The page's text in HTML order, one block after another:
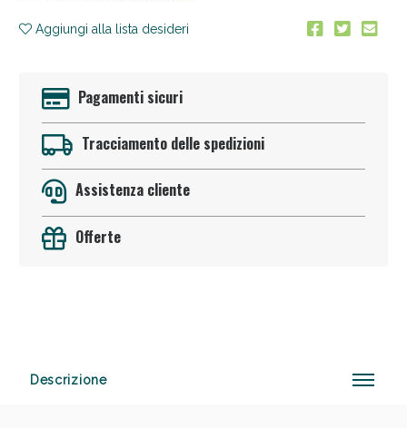
Aggiungi alla lista desideri
Pagamenti sicuri
Tracciamento delle spedizioni
Assistenza cliente
Offerte
Descrizione
Sconto fino al 55% disponibile oggi!